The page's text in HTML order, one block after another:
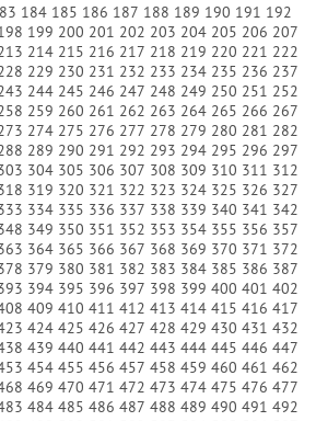
184 185 186 187 188 189 190 191 192
199 200 201 202 203 204 205 206 207
214 215 216 217 218 219 220 221 222
229 230 231 232 233 234 235 236 237
244 245 246 247 248 249 250 251 252
259 260 261 262 263 264 265 266 267
274 275 276 277 278 279 280 281 282
289 290 291 292 293 294 295 296 297
304 305 306 307 308 309 310 311 312
319 320 321 322 323 324 325 326 327
334 335 336 337 338 339 340 341 342
349 350 351 352 353 354 355 356 357
364 365 366 367 368 369 370 371 372
379 380 381 382 383 384 385 386 387
394 395 396 397 398 399 400 401 402
409 410 411 412 413 414 415 416 417
424 425 426 427 428 429 430 431 432
439 440 441 442 443 444 445 446 447
454 455 456 457 458 459 460 461 462
469 470 471 472 473 474 475 476 477
484 485 486 487 488 489 490 491 492